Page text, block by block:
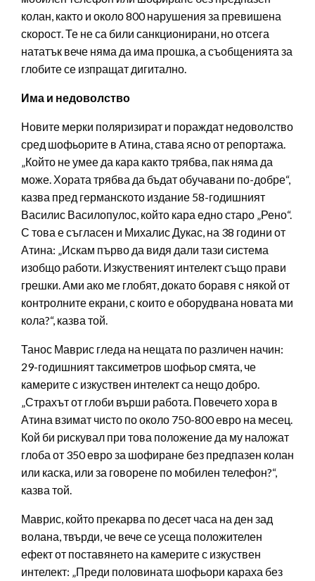
колан, както и около 800 нарушения за превишена
скорост. Те не са били санкционирани, но отсега
нататък вече няма да има прошка, а съобщенията за
глобите се изпращат дигитално.
Има и недоволство
Новите мерки поляризират и пораждат недоволство
сред шофьорите в Атина, става ясно от репортажа.
„Който не умее да кара както трябва, пак няма да
може. Хората трябва да бъдат обучавани по-добре“,
казва пред германското издание 58-годишният
Василис Василопулос, който кара едно старо „Рено“.
С това е съгласен и Михалис Дукас, на 38 години от
Атина: „Искам първо да видя дали тази система
изобщо работи. Изкуственият интелект също прави
грешки. Ами ако ме глобят, докато боравя с някой от
контролните екрани, с които е оборудвана новата ми
кола?“, казва той.
Танос Маврис гледа на нещата по различен начин:
29-годишният таксиметров шофьор смята, че
камерите с изкуствен интелект са нещо добро.
„Страхът от глоби върши работа. Повечето хора в
Атина взимат чисто по около 750-800 евро на месец.
Кой би рискувал при това положение да му наложат
глоба от 350 евро за шофиране без предпазен колан
или каска, или за говорене по мобилен телефон?“,
казва той.
Маврис, който прекарва по десет часа на ден зад
волана, твърди, че вече се усеща положителен
ефект от поставянето на камерите с изкуствен
интелект: „Преди половината шофьори караха без